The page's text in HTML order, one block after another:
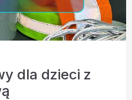
dla dzieci z